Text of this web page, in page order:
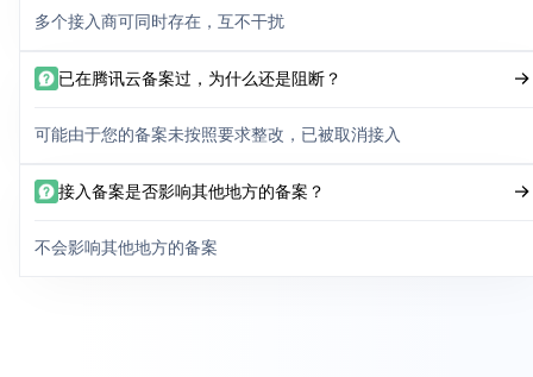
多个接入商可同时存在，互不干扰
已在腾讯云备案过，为什么还是阻断？
可能由于您的备案未按照要求整改，已被取消接入
接入备案是否影响其他地方的备案？
不会影响其他地方的备案